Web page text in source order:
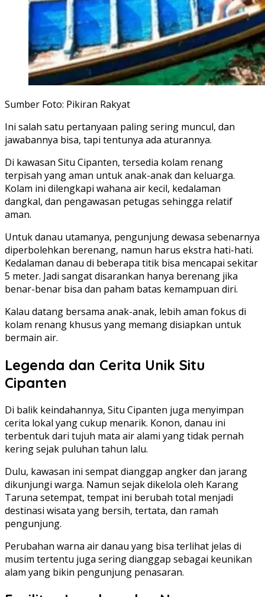
Sumber Foto: Pikiran Rakyat
Ini salah satu pertanyaan paling sering muncul, dan
jawabannya bisa, tapi tentunya ada aturannya.
Di kawasan Situ Cipanten, tersedia kolam renang
terpisah yang aman untuk anak-anak dan keluarga.
Kolam ini dilengkapi wahana air kecil, kedalaman
dangkal, dan pengawasan petugas sehingga relatif
aman.
Untuk danau utamanya, pengunjung dewasa sebenarnya
diperbolehkan berenang, namun harus ekstra hati-hati.
Kedalaman danau di beberapa titik bisa mencapai sekitar
5 meter. Jadi sangat disarankan hanya berenang jika
benar-benar bisa dan paham batas kemampuan diri.
Kalau datang bersama anak-anak, lebih aman fokus di
kolam renang khusus yang memang disiapkan untuk
bermain air.
Legenda dan Cerita Unik Situ
Cipanten
Di balik keindahannya, Situ Cipanten juga menyimpan
cerita lokal yang cukup menarik. Konon, danau ini
terbentuk dari tujuh mata air alami yang tidak pernah
kering sejak puluhan tahun lalu.
Dulu, kawasan ini sempat dianggap angker dan jarang
dikunjungi warga. Namun sejak dikelola oleh Karang
Taruna setempat, tempat ini berubah total menjadi
destinasi wisata yang bersih, tertata, dan ramah
pengunjung.
Perubahan warna air danau yang bisa terlihat jelas di
musim tertentu juga sering dianggap sebagai keunikan
alam yang bikin pengunjung penasaran.